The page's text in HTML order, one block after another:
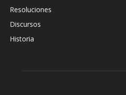
Resoluciones
Discursos
Historia